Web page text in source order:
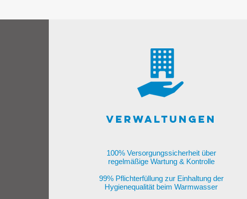
VERWALTUNGEN
100% Versorgungssicherheit über
regelmäßige Wartung & Kontrolle
99% Pflichterfüllung zur Einhaltung der
Hygienequalität beim Warmwasser